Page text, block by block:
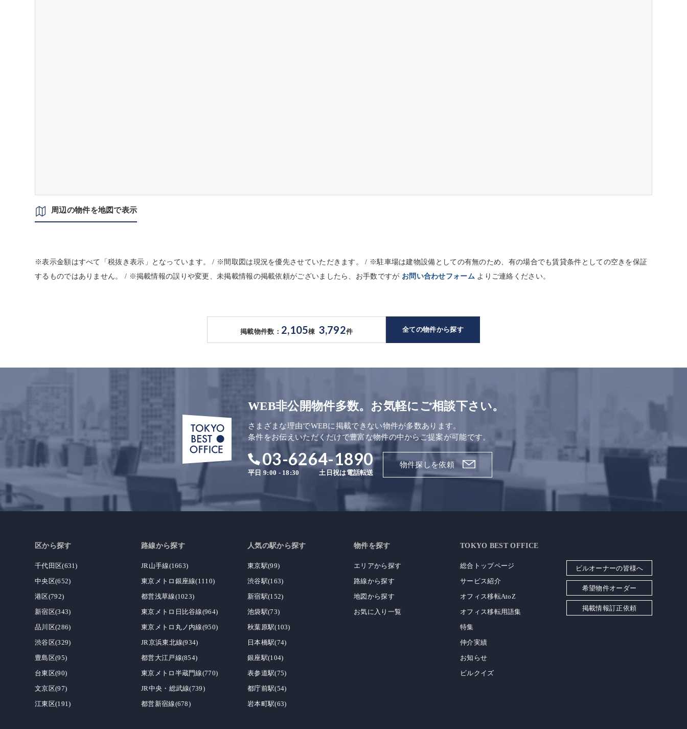
周辺の物件を地図で表示
※表示金額はすべて「税抜き表示」となっています。 / ※間取図は現況を優先させていただきます。 / ※駐車場は建物設備としての有無のため、有の場合でも賃貸条件としての空きを保証
するものではありません。 / ※掲載情報の誤りや変更、未掲載情報の掲載依頼がございましたら、お手数ですが お問い合わせフォーム よりご連絡ください。
掲載物件数： 2,105棟 3,792件 全ての物件から探す
WEB非公開物件多数。お気軽にご相談下さい。
さまざまな理由でWEBに掲載できない物件が多数あります。
条件をお伝えいただくだけで豊富な物件の中からご提案が可能です。
03-6264-1890
平日 9:00 - 18:30 土日祝は電話転送
物件探しを依頼
区から探す
千代田区(631)
中央区(652)
港区(792)
新宿区(343)
品川区(286)
渋谷区(329)
豊島区(95)
台東区(90)
文京区(97)
江東区(191)
路線から探す
JR山手線(1663)
東京メトロ銀座線(1110)
都営浅草線(1023)
東京メトロ日比谷線(964)
東京メトロ丸ノ内線(950)
JR京浜東北線(934)
都営大江戸線(854)
東京メトロ半蔵門線(770)
JR中央・総武線(739)
都営新宿線(678)
人気の駅から探す
東京駅(99)
渋谷駅(163)
新宿駅(152)
池袋駅(73)
秋葉原駅(103)
日本橋駅(74)
銀座駅(104)
表参道駅(75)
都庁前駅(54)
岩本町駅(63)
物件を探す
エリアから探す
路線から探す
地図から探す
お気に入り一覧
TOKYO BEST OFFICE
総合トップページ
サービス紹介
オフィス移転AtoZ
オフィス移転用語集
特集
仲介実績
お知らせ
ビルクイズ
ビルオーナーの皆様へ
希望物件オーダー
掲載情報訂正依頼